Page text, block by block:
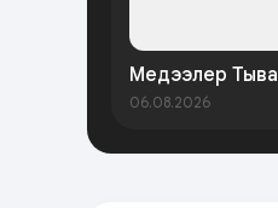
Медээлер
06.08.2026